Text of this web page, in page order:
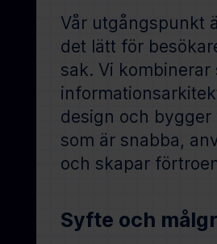
Vår utgångspunkt
det lätt för
sak. Vi kombinerar
design och
som är snabba,
och skapar
Syfte och